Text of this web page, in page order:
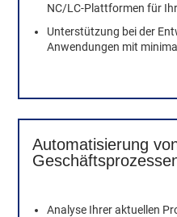
NC/LC-Plattformen für
Unterstützung bei der
Anwendungen mit
Automatisierung
Analyse Ihrer aktuellen